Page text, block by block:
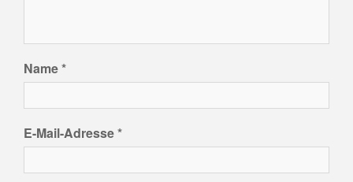
Name*
E-Mail-Adresse*